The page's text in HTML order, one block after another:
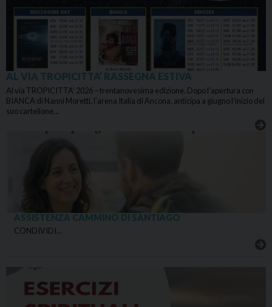
AL VIA TROPICITTA’ RASSEGNA ESTIVA
Al via TROPICITTA’ 2026 – trentanovesima edizione. Dopo l’apertura con
BIANCA di Nanni Moretti, l’arena Italia di Ancona, anticipa a giugno l’inizio del
suo cartellone…
ASSISTENZA CAMMINO DI SANTIAGO
CONDIVIDI…